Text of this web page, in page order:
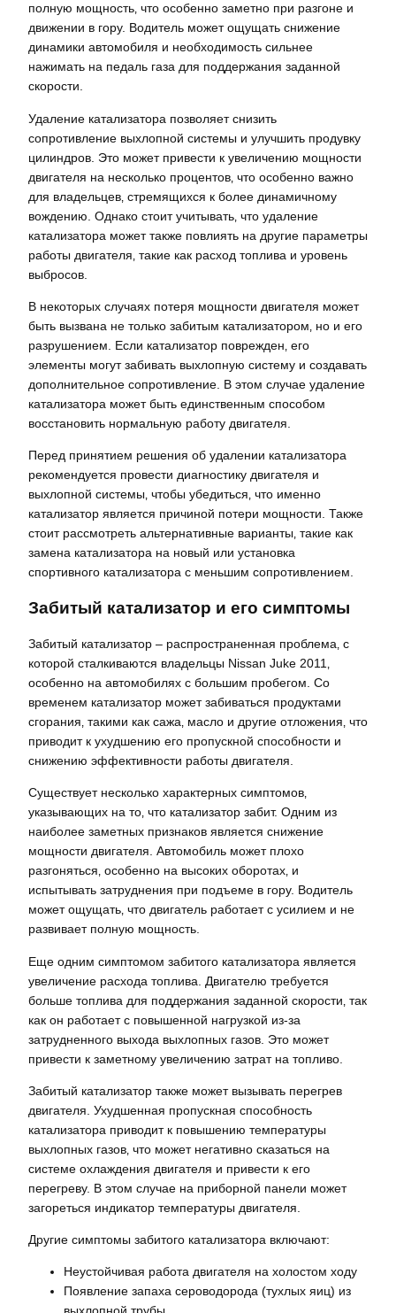
полную мощность‚ что особенно заметно при разгоне и
движении в гору. Водитель может ощущать снижение
динамики автомобиля и необходимость сильнее
нажимать на педаль газа для поддержания заданной
скорости.
Удаление катализатора позволяет снизить
сопротивление выхлопной системы и улучшить продувку
цилиндров. Это может привести к увеличению мощности
двигателя на несколько процентов‚ что особенно важно
для владельцев‚ стремящихся к более динамичному
вождению. Однако стоит учитывать‚ что удаление
катализатора может также повлиять на другие параметры
работы двигателя‚ такие как расход топлива и уровень
выбросов.
В некоторых случаях потеря мощности двигателя может
быть вызвана не только забитым катализатором‚ но и его
разрушением. Если катализатор поврежден‚ его
элементы могут забивать выхлопную систему и создавать
дополнительное сопротивление. В этом случае удаление
катализатора может быть единственным способом
восстановить нормальную работу двигателя.
Перед принятием решения об удалении катализатора
рекомендуется провести диагностику двигателя и
выхлопной системы‚ чтобы убедиться‚ что именно
катализатор является причиной потери мощности. Также
стоит рассмотреть альтернативные варианты‚ такие как
замена катализатора на новый или установка
спортивного катализатора с меньшим сопротивлением.
Забитый катализатор и его симптомы
Забитый катализатор – распространенная проблема‚ с
которой сталкиваются владельцы Nissan Juke 2011‚
особенно на автомобилях с большим пробегом. Со
временем катализатор может забиваться продуктами
сгорания‚ такими как сажа‚ масло и другие отложения‚ что
приводит к ухудшению его пропускной способности и
снижению эффективности работы двигателя.
Существует несколько характерных симптомов‚
указывающих на то‚ что катализатор забит. Одним из
наиболее заметных признаков является снижение
мощности двигателя. Автомобиль может плохо
разгоняться‚ особенно на высоких оборотах‚ и
испытывать затруднения при подъеме в гору. Водитель
может ощущать‚ что двигатель работает с усилием и не
развивает полную мощность.
Еще одним симптомом забитого катализатора является
увеличение расхода топлива. Двигателю требуется
больше топлива для поддержания заданной скорости‚ так
как он работает с повышенной нагрузкой из-за
затрудненного выхода выхлопных газов. Это может
привести к заметному увеличению затрат на топливо.
Забитый катализатор также может вызывать перегрев
двигателя. Ухудшенная пропускная способность
катализатора приводит к повышению температуры
выхлопных газов‚ что может негативно сказаться на
системе охлаждения двигателя и привести к его
перегреву. В этом случае на приборной панели может
загореться индикатор температуры двигателя.
Другие симптомы забитого катализатора включают:
Неустойчивая работа двигателя на холостом ходу
Появление запаха сероводорода (тухлых яиц) из